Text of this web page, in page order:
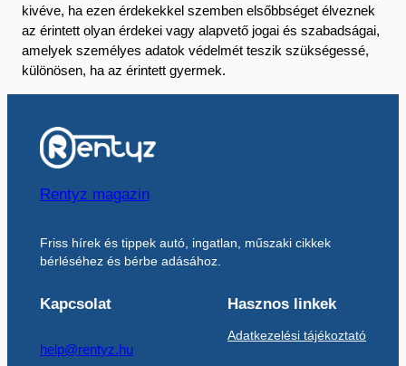
kivéve, ha ezen érdekekkel szemben elsőbbséget élveznek
az érintett olyan érdekei vagy alapvető jogai és szabadságai,
amelyek személyes adatok védelmét teszik szükségessé,
különösen, ha az érintett gyermek.
Rentyz magazin
Friss hírek és tippek autó, ingatlan, műszaki cikkek
bérléséhez és bérbe adásához.
Kapcsolat
help@rentyz.hu
Hasznos linkek
Adatkezelési tájékoztató